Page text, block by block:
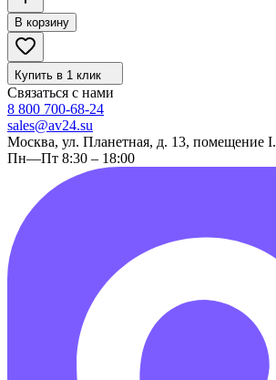
В корзину
Купить в 1 клик
Связаться с нами
8 800 700-68-24
sales@av24.su
Москва, ул. Планетная, д. 13, помещение I.
Пн—Пт 8:30 – 18:00